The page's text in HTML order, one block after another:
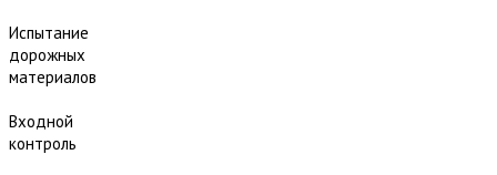
Испытание
дорожных
материалов
Входной
контроль